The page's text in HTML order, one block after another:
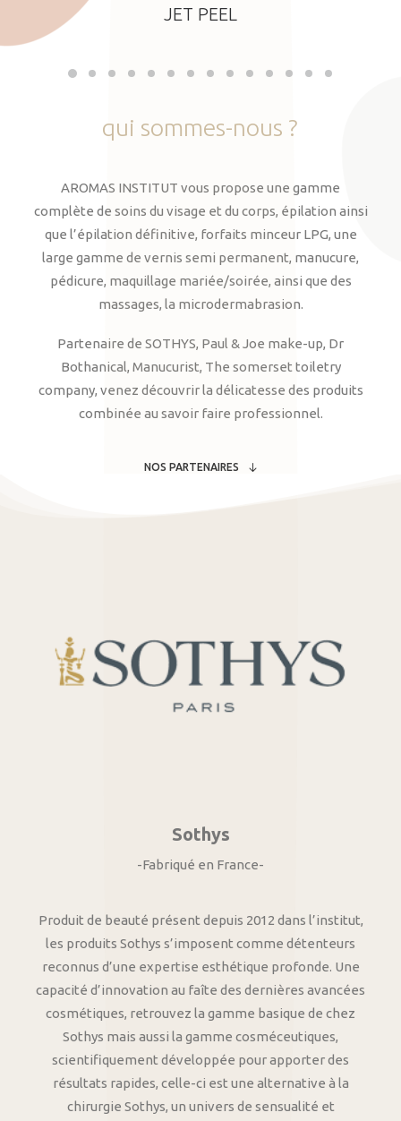
JET PEEL
qui sommes-nous ?
AROMAS INSTITUT vous propose une gamme
complète de soins du visage et du corps, épilation ainsi
que l’épilation définitive, forfaits minceur LPG, une
large gamme de vernis semi permanent, manucure,
pédicure, maquillage mariée/soirée, ainsi que des
massages, la microdermabrasion.
Partenaire de SOTHYS, Paul & Joe make-up, Dr
Bothanical, Manucurist, The somerset toiletry
company, venez découvrir la délicatesse des produits
combinée au savoir faire professionnel.
NOS PARTENAIRES
Sothys
-Fabriqué en France-
Produit de beauté présent depuis 2012 dans l’institut,
les produits Sothys s’imposent comme détenteurs
reconnus d’une expertise esthétique profonde. Une
capacité d’innovation au faîte des dernières avancées
cosmétiques, retrouvez la gamme basique de chez
Sothys mais aussi la gamme cosméceutiques,
scientifiquement développée pour apporter des
résultats rapides, celle-ci est une alternative à la
chirurgie Sothys, un univers de sensualité et